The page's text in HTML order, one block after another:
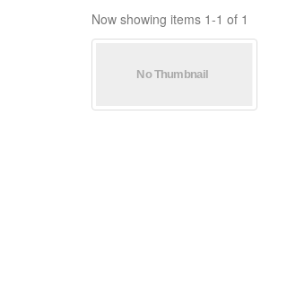
Now showing items 1-1 of 1